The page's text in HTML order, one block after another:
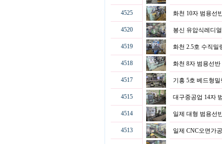
4525 화천 10자 범용선
4520 봉신 유압식레디
4519 화천 2.5호 수직
4518 화천 8자 범용선
4517 기흥 5호 베드형
4515 대구중공업 14자
4514 일제 대형 범용선
4513 일제 CNC오면가